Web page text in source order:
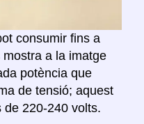
consumir fins a
a la imatge
potència que
de tensió; aquest
220-240 volts.